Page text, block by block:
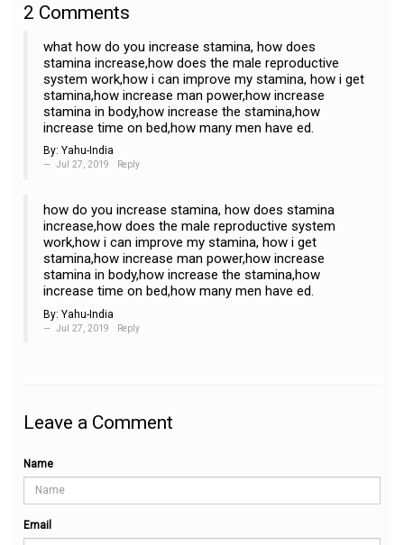
2 Comments
what how do you increase stamina, how does
stamina increase,how does the male reproductive
system work,how i can improve my stamina, how i get
stamina,how increase man power,how increase
stamina in body,how increase the stamina,how
increase time on bed,how many men have ed.
By: Yahu-India
Jul 27, 2019 Reply
how do you increase stamina, how does stamina
increase,how does the male reproductive system
work,how i can improve my stamina, how i get
stamina,how increase man power,how increase
stamina in body,how increase the stamina,how
increase time on bed,how many men have ed.
By: Yahu-India
Jul 27, 2019 Reply
Leave a Comment
Name
Email